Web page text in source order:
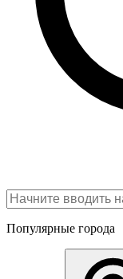
Популярные города